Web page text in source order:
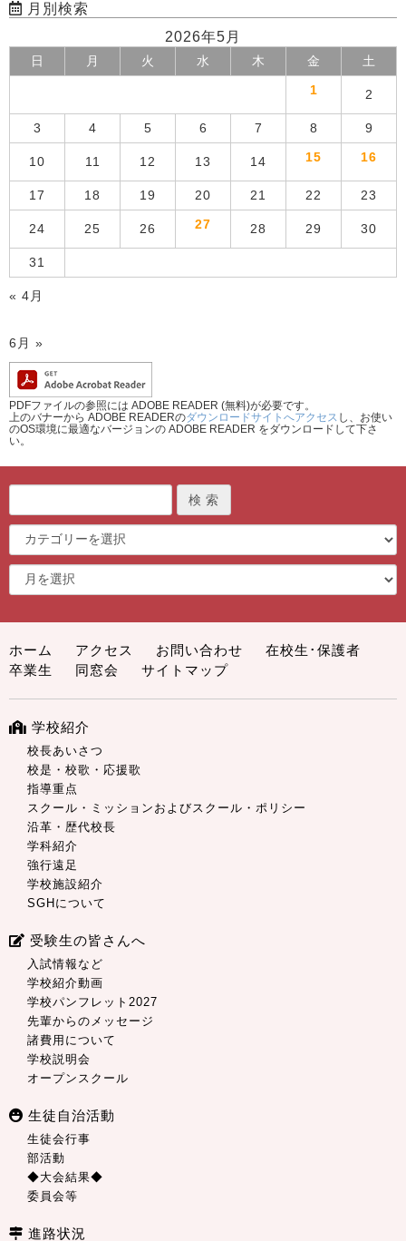
月別検索
2026年5月
日 月 火 水 木 金 土
1 2
3 4 5 6 7 8 9
10 11 12 13 14 15 16
17 18 19 20 21 22 23
24 25 26 27 28 29 30
31
« 4月
6月 »
PDFファイルの参照には ADOBE READER (無料)が必要です。
上のバナーから ADOBE READERのダウンロードサイトへアクセス し、お使い
のOS環境に最適なバージョンの ADOBE READER をダウンロードして下さ
い。
ホーム アクセス お問い合わせ
在校生･保護者
卒業生
同窓会 サイトマップ
学校紹介
校長あいさつ
校是・校歌・応援歌
指導重点
スクール・ミッションおよびスクール・ポリシー
沿革・歴代校長
学科紹介
強行遠足
学校施設紹介
SGHについて
受験生の皆さんへ
入試情報など
学校紹介動画
学校パンフレット2027
先輩からのメッセージ
諸費用について
学校説明会
オープンスクール
生徒自治活動
生徒会行事
部活動
◆大会結果◆
委員会等
進路状況